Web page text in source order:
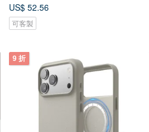
US$ 52.56
可客製
9 折